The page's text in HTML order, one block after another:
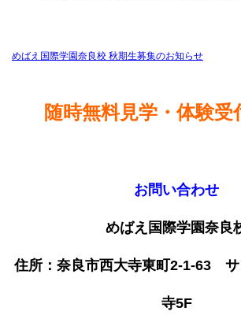
めばえ国際学園奈良校 秋期生募集のお知らせ
随時無料見学・体験受
お問い合わせ
めばえ国際学園奈良
住所：奈良市西大寺東町2-1-63 サ
寺5F